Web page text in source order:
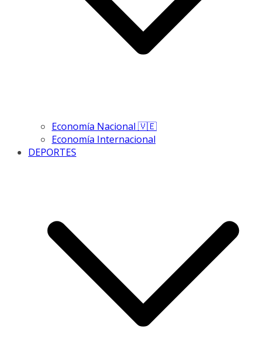
Economía Nacional 🇻🇪
Economía Internacional
DEPORTES